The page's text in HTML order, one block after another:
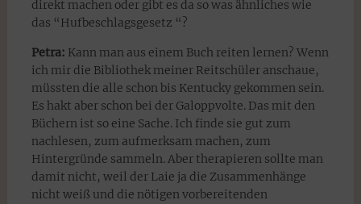
direkt machen oder gibt es da so was ähnliches wie
das “Hufbeschlagsgesetz “?
Petra: Kann man aus einem Buch reiten lernen? Wenn
ich mir die Bibliothek meiner Reitschüler anschaue,
müssten die alle schon bis Kentucky gekommen sein.
Es hakt aber schon bei der Galoppvolte. Das mit den
Büchern ist so eine Sache. Ich finde sie gut zum
nachlesen, zum aufmerksam machen, zum
Hintergründe sammeln. Aber therapieren sollte man
damit nicht, weil der Laie ja die Zusammenhänge
nicht weiß und die nötigen vorbereitenden